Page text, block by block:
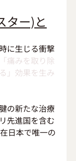
ター)と
に生じる衝撃
「痛みを取り除
」効果を生み
の新たな治療
先進国を含む
日本で唯一の